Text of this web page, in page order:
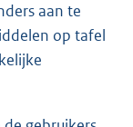
aan te
op tafel